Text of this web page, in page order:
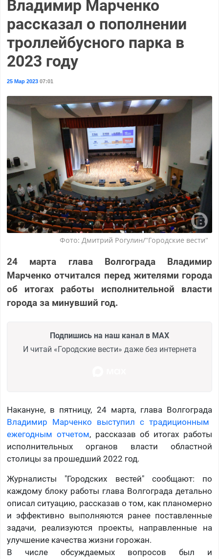
Владимир Марченко
рассказал о пополнении
троллейбусного парка в
2023 году
25 Мар 202307:01
Фото: Дмитрий Рогулин/"Городские вести"
24 марта глава Волгограда Владимир
Марченко отчитался перед жителями города
об итогах работы исполнительной власти
города за минувший год.
Подпишись на наш канал в MAX
И читай «Городские вести» даже без интернета
Накануне, в пятницу, 24 марта, глава Волгограда
Владимир Марченко выступил с традиционным
ежегодным отчетом, рассказав об итогах работы
исполнительных органов власти областной
столицы за прошедший 2022 год.
Журналисты "Городских вестей" сообщают: по
каждому блоку работы глава Волгограда детально
описал ситуацию, рассказав о том, как планомерно
и эффективно выполняются ранее поставленные
задачи, реализуются проекты, направленные на
улучшение качества жизни горожан.
В числе обсуждаемых вопросов был и